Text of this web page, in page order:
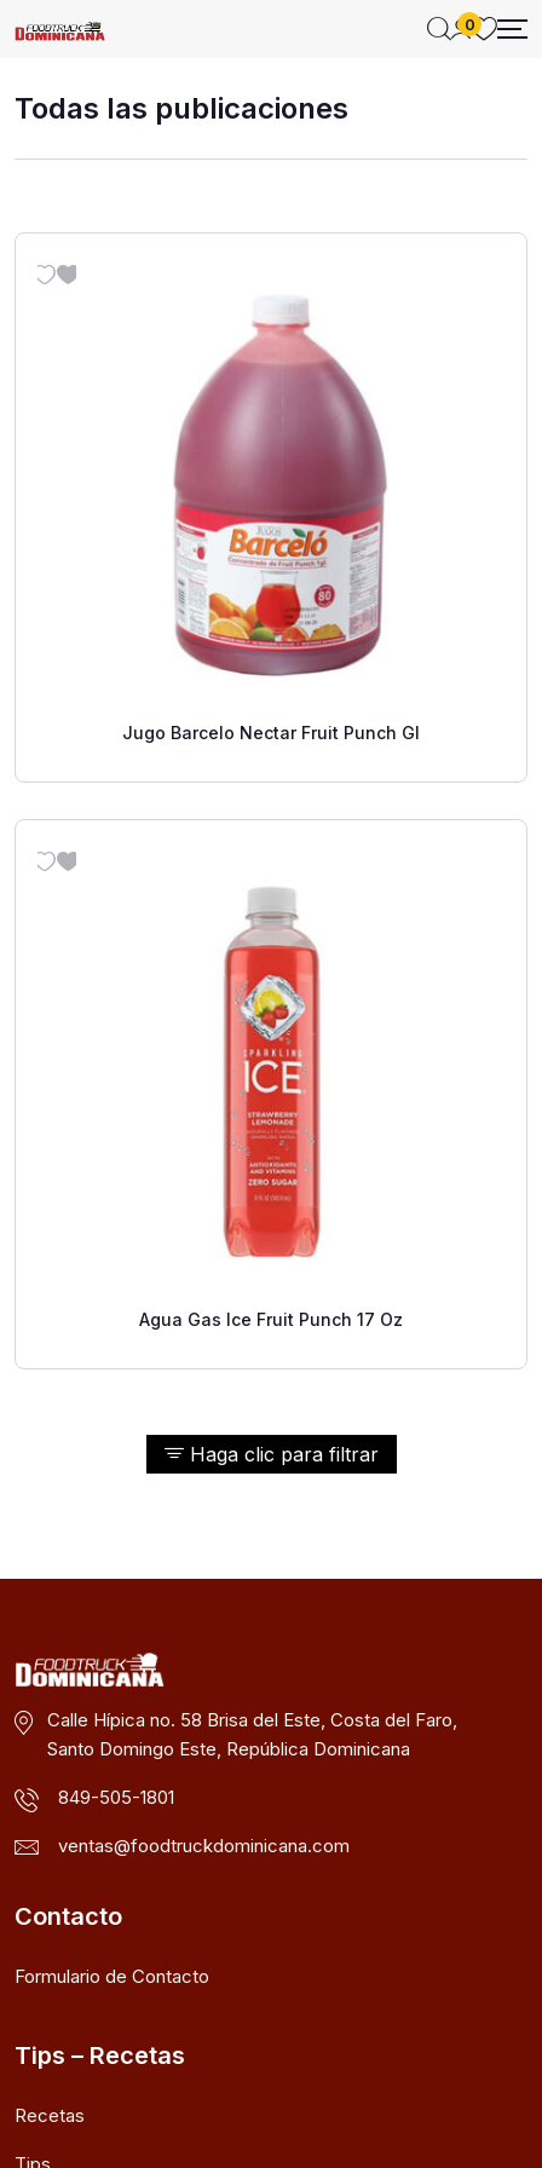
0
Todas las publicaciones
Haga clic para filtrar
Jugo Barcelo Nectar Fruit Punch Gl
Agua Gas Ice Fruit Punch 17 Oz
Calle Hípica no. 58 Brisa del Este, Costa del Faro,
Santo Domingo Este, República Dominicana
849-505-1801
ventas@foodtruckdominicana.com
Contacto
Formulario de Contacto
Tips – Recetas
Recetas
Tips